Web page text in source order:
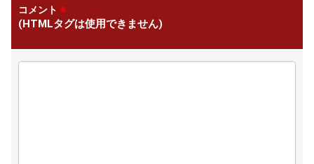
コメント ※
(HTMLタグは使用できません)